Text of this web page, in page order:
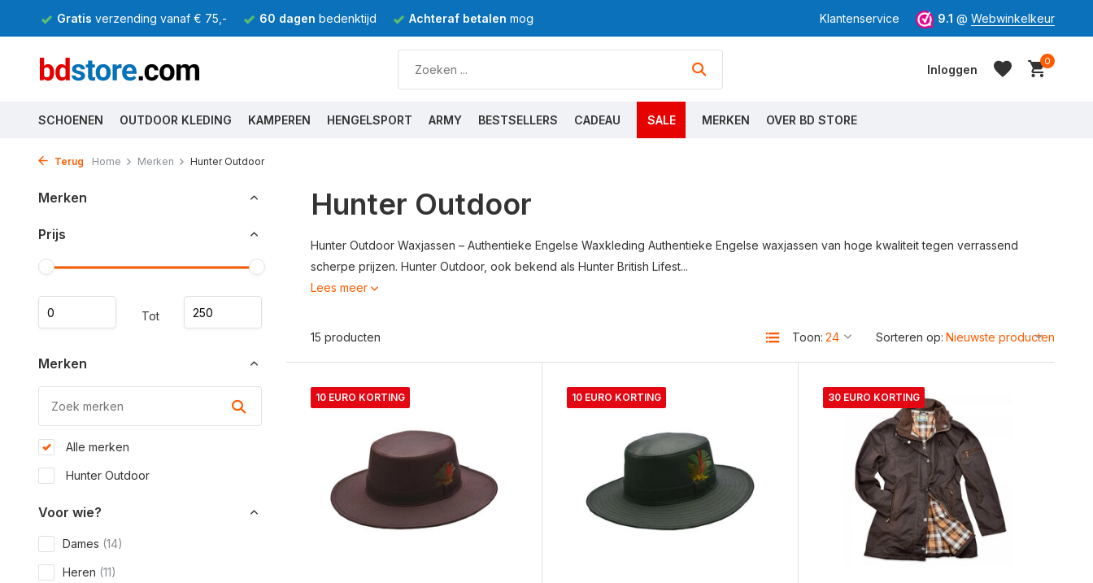
Gratis verzending vanaf € 75,- 60 dagen bedenktijd Achteraf betalen mogelijk Klantenservice 9.1 @ Webwinkelkeur
Inloggen
0
SCHOENEN OUTDOOR KLEDING KAMPEREN HENGELSPORT ARMY BESTSELLERS CADEAU SALE MERKEN OVER BD STORE
Terug Home Merken Hunter Outdoor
Merken
Prijs
Tot
Merken
Alle merken
Hunter Outdoor
Voor wie?
Dames (14)
Heren (11)
Hunter Outdoor
Hunter Outdoor Waxjassen – Authentieke Engelse Waxkleding Authentieke Engelse waxjassen van hoge kwaliteit tegen verrassend
scherpe prijzen. Hunter Outdoor, ook bekend als Hunter British Lifest...
Lees meer
15 producten Toon: Sorteren op:
10 EURO KORTING 10 EURO KORTING 30 EURO KORTING